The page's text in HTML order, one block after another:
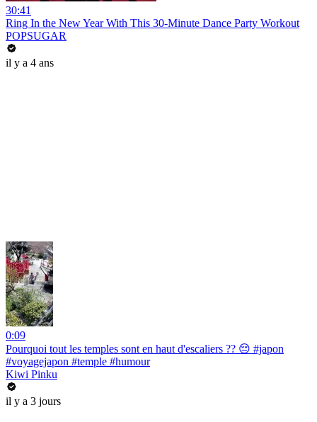
30:41
Ring In the New Year With This 30-Minute Dance Party Workout
POPSUGAR
il y a 4 ans
0:09
Pourquoi tout les temples sont en haut d'escaliers ?? 😔 #japon
#voyagejapon #temple #humour
Kiwi Pinku
il y a 3 jours